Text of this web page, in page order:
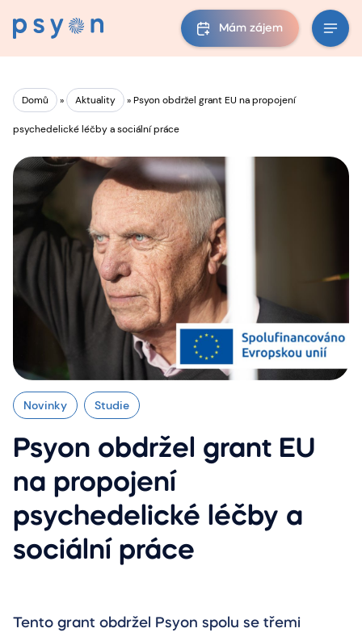
Mám zájem
Domů » Aktuality »Psyon obdržel grant EU na propojení
psychedelické léčby a sociální práce
Novinky Studie
Psyon obdržel grant EU
na propojení
psychedelické léčby a
sociální práce
Tento grant obdržel Psyon spolu se třemi